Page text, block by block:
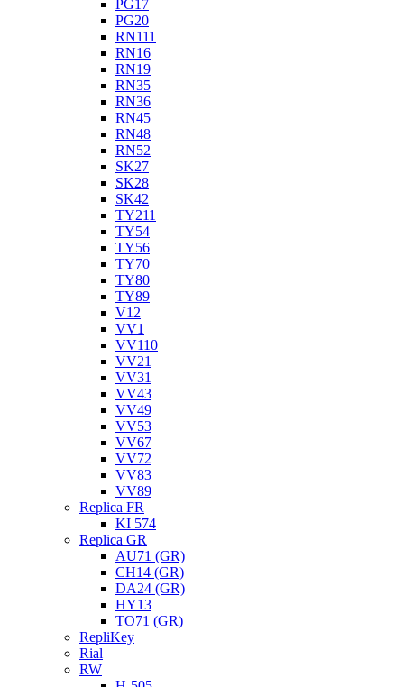
PG17
PG20
RN111
RN16
RN19
RN35
RN36
RN45
RN48
RN52
SK27
SK28
SK42
TY211
TY54
TY56
TY70
TY80
TY89
V12
VV1
VV110
VV21
VV31
VV43
VV49
VV53
VV67
VV72
VV83
VV89
Replica FR
KI 574
Replica GR
AU71 (GR)
CH14 (GR)
DA24 (GR)
HY13
TO71 (GR)
RepliKey
Rial
RW